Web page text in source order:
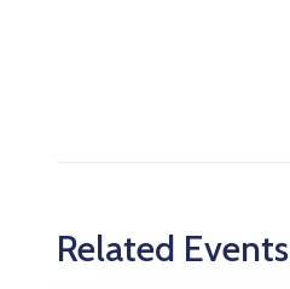
Related Events